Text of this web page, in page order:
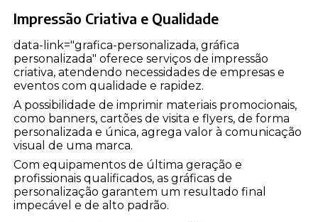
Impressão Criativa e Qualidade
data-link="grafica-personalizada, gráfica
personalizada" oferece serviços de impressão
criativa, atendendo necessidades de empresas e
eventos com qualidade e rapidez.
A possibilidade de imprimir materiais promocionais,
como banners, cartões de visita e flyers, de forma
personalizada e única, agrega valor à comunicação
visual de uma marca.
Com equipamentos de última geração e
profissionais qualificados, as gráficas de
personalização garantem um resultado final
impecável e de alto padrão.